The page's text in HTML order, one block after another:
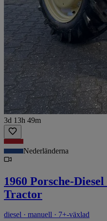
3d 13h 49m
Nederländerna
1960 Porsche-
Tractor
diesel · manuell · 7+-växlad